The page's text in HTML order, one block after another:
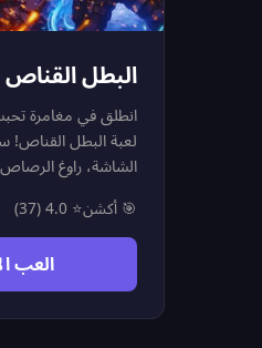
البطل القناص
انطلق في مغامرة
لعبة البطل
الشاشة، راوغ
اختر مهاراتك العشوائية
قوتك وتجاوز
أكشن مجانية وسريعة
العبها الآن واثبت
🎯 أكشن⭐ 4.0 (37)
العب